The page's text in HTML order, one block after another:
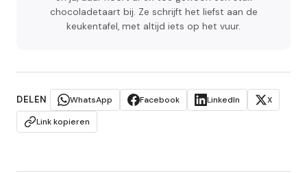
chocoladetaart bij. Ze schrijft het liefst aan de
keukentafel, met altijd iets op het vuur.
DELEN WhatsApp Facebook LinkedIn
X
Link kopieren